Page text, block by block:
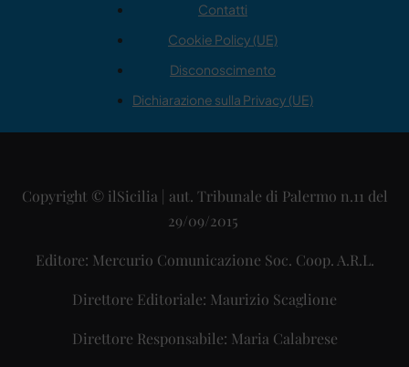
Contatti
Cookie Policy (UE)
Disconoscimento
Dichiarazione sulla Privacy (UE)
Copyright © ilSicilia | aut. Tribunale di Palermo n.11 del
29/09/2015
Editore: Mercurio Comunicazione Soc. Coop. A.R.L.
Direttore Editoriale: Maurizio Scaglione
Direttore Responsabile: Maria Calabrese